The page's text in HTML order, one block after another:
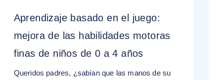
Aprendizaje basado en el juego:
mejora de las habilidades motoras
finas de niños de 0 a 4 años
Queridos padres, ¿sabían que las manos de su